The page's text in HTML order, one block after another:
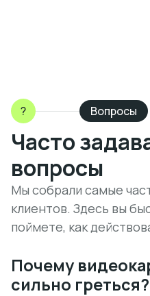
? Вопросы
Часто
вопросы
Мы собрали самые
клиентов. Здесь вы
поймете, как
Почему
сильно греться?